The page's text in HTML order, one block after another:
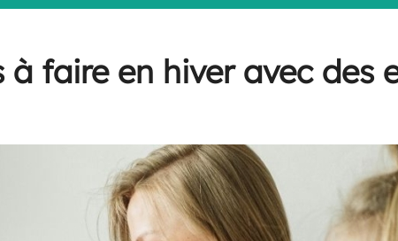
faire en hiver avec des